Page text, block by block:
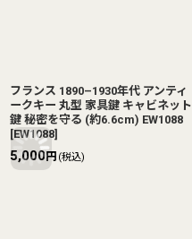
フランス 1890–1930年代 アンティ
ークキー 丸型 家具鍵 キャビネット
鍵 秘密を守る (約6.6cm) EW1088
[EW1088]
5,000円 (税込)